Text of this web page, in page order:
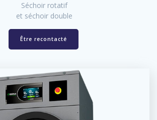
Séchoir rotatif
et séchoir double
Être recontacté